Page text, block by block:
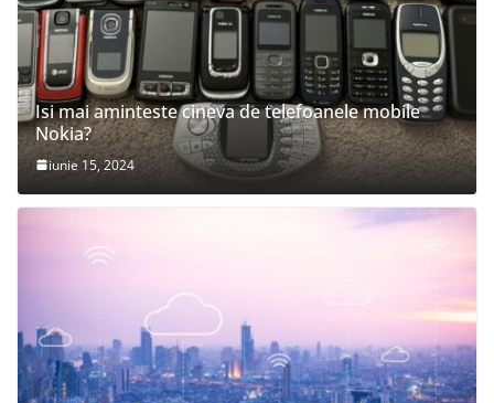
Isi mai aminteste cineva de telefoanele mobile
Nokia?
iunie 15, 2024